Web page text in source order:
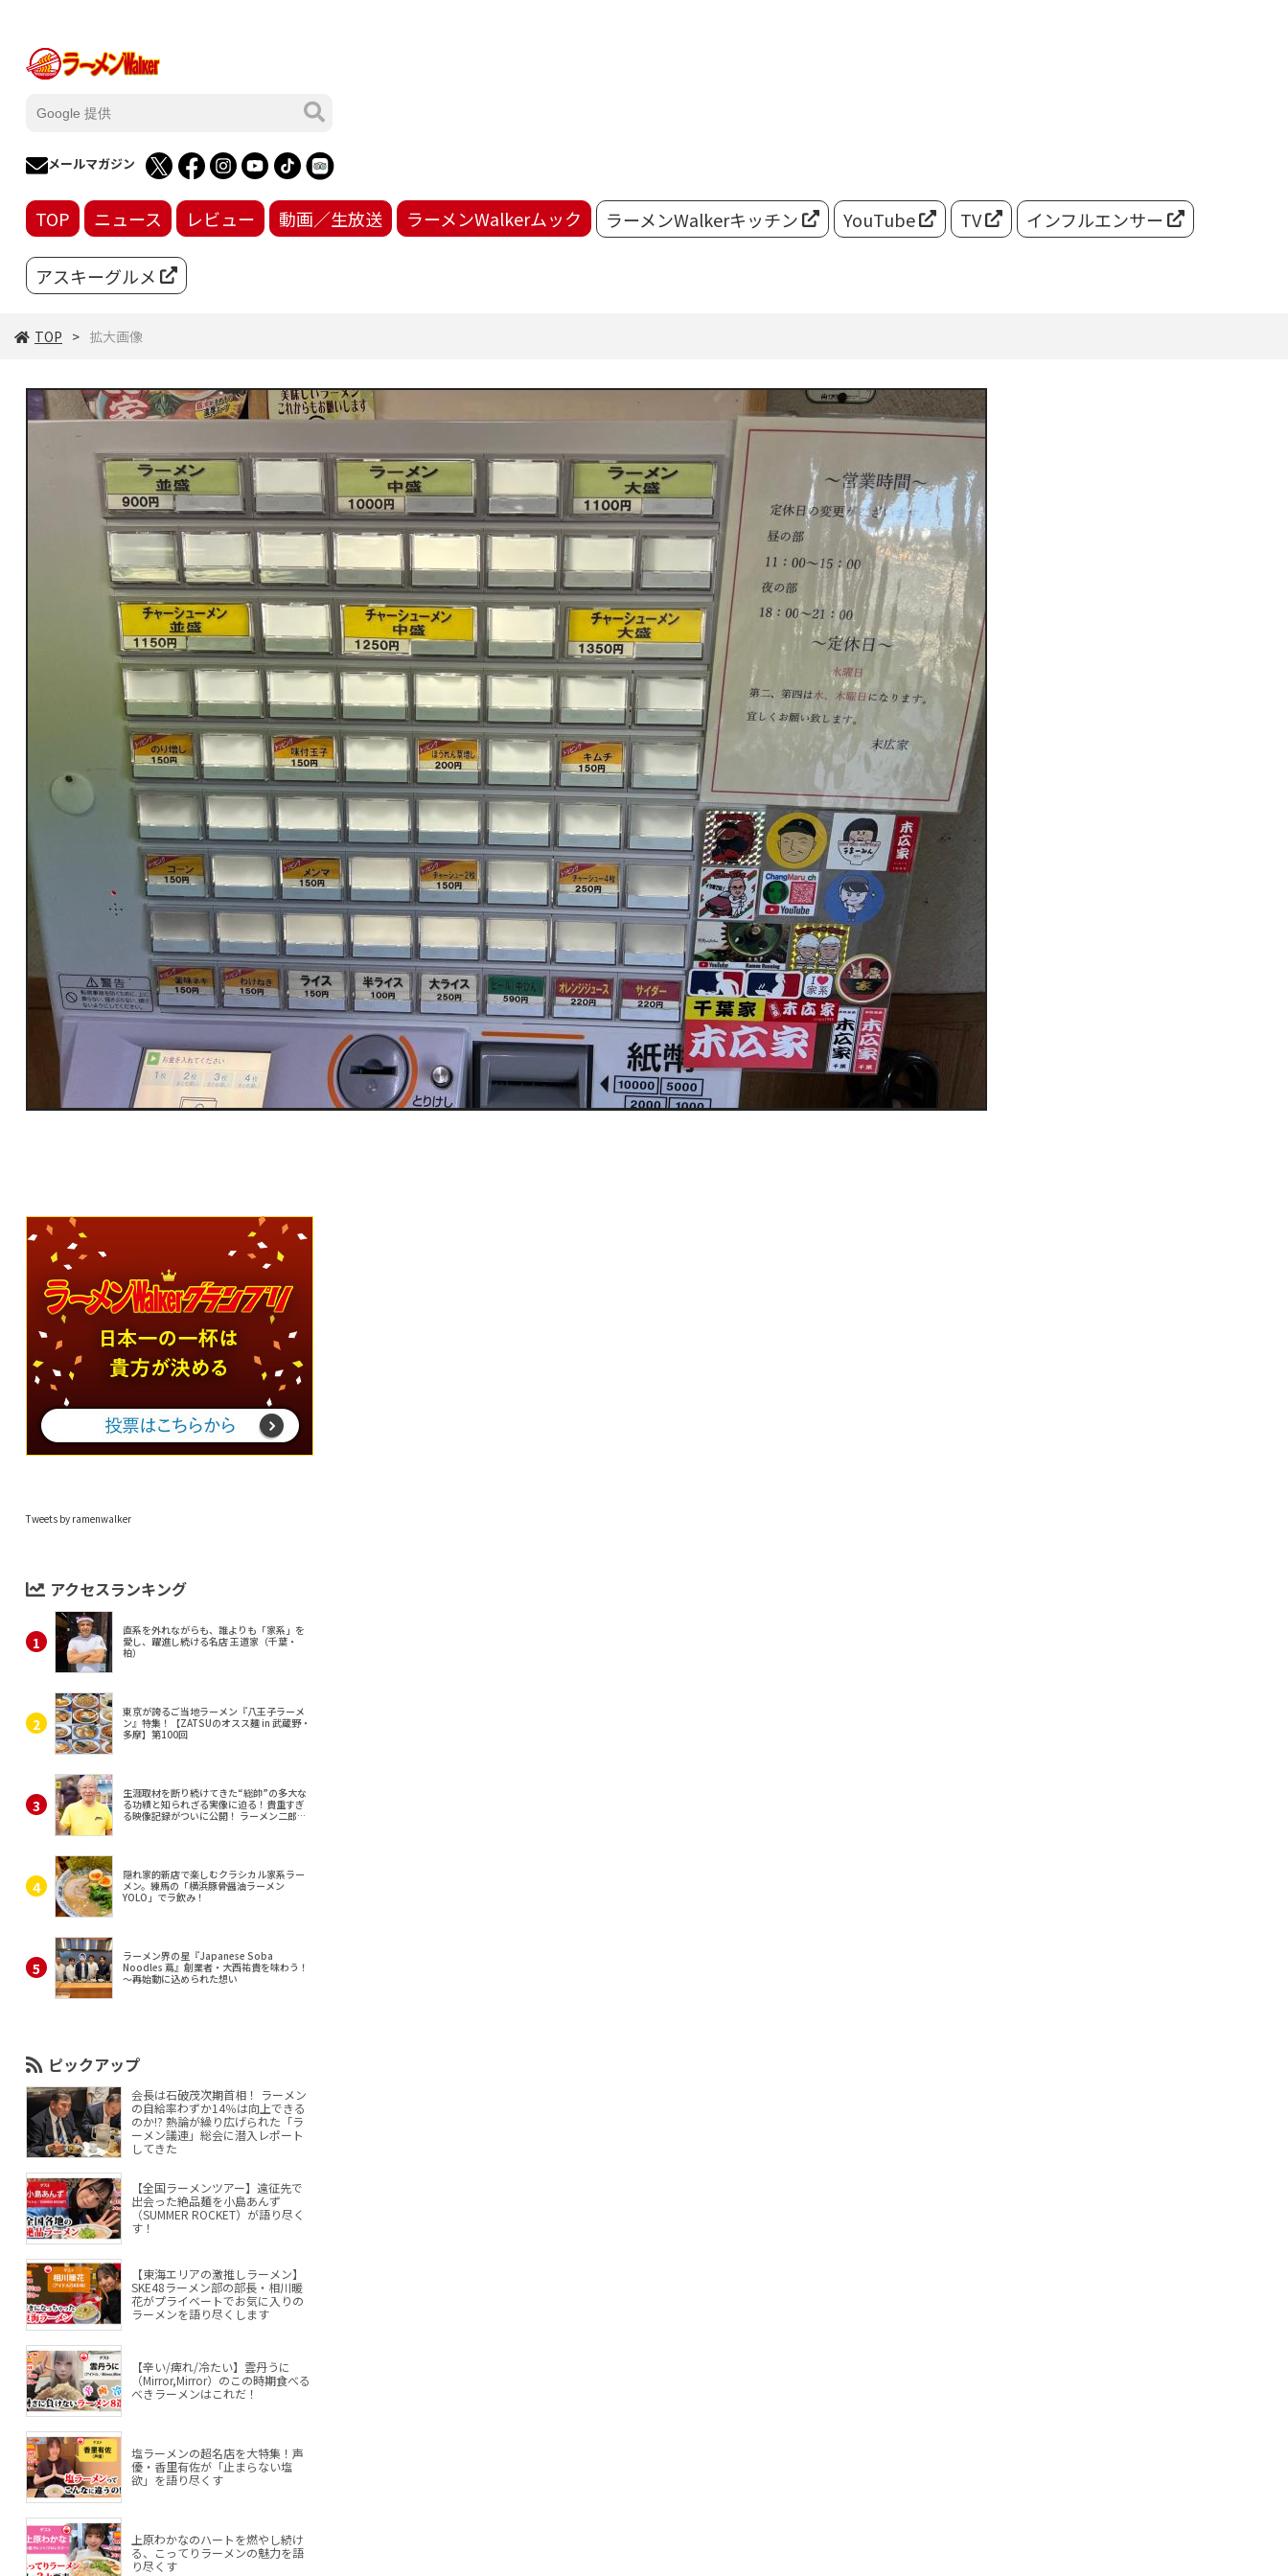
メールマガジン
TOP ニュース レビュー 動画／生放送 ラーメンWalkerムック ラーメンWalkerキッチン YouTube TV インフルエンサー
アスキーグルメ
TOP 拡大画像
Tweets by ramenwalker
アクセスランキング
直系を外れながらも、誰よりも「家系」を
愛し、躍進し続ける名店 王道家（千葉・
柏）
東京が誇るご当地ラーメン『八王子ラーメ
ン』特集！【ZATSUのオスス麺 in 武蔵野・
多摩】第100回
生涯取材を断り続けてきた“総帥”の多大な
る功績と知られざる実像に迫る！貴重すぎ
る映像記録がついに公開！ ラーメン二郎
隠れ家的新店で楽しむクラシカル家系ラー
メン。練馬の「横浜豚骨醤油ラーメン
YOLO」でラ飲み！
ラーメン界の星『Japanese Soba
Noodles 蔦』創業者・大西祐貴を味わう！
～再始動に込められた想い
ピックアップ
会長は石破茂次期首相！ ラーメン
の自給率わずか14％は向上できる
のか!? 熱論が繰り広げられた「ラ
ーメン議連」総会に潜入レポート
してきた
【全国ラーメンツアー】遠征先で
出会った絶品麺を小島あんず
（SUMMER ROCKET）が語り尽く
す！
【東海エリアの激推しラーメン】
SKE48ラーメン部の部長・相川暖
花がプライベートでお気に入りの
ラーメンを語り尽くします
【辛い/痺れ/冷たい】雲丹うに
（Mirror,Mirror）のこの時期食べる
べきラーメンはこれだ！
塩ラーメンの超名店を大特集！声
優・香里有佐が「止まらない塩
欲」を語り尽くす
上原わかなのハートを燃やし続け
る、こってりラーメンの魅力を語
り尽くす